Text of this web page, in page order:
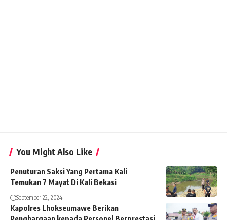
You Might Also Like
Penuturan Saksi Yang Pertama Kali
Temukan 7 Mayat Di Kali Bekasi
September 22, 2024
Kapolres Lhokseumawe Berikan